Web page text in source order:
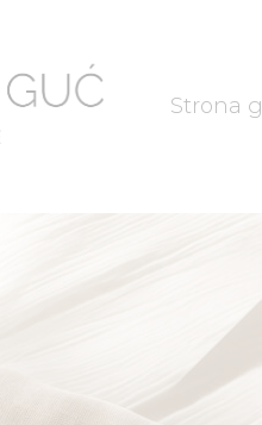
Strona